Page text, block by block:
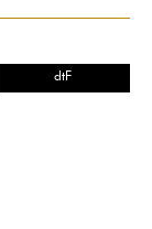
dtF